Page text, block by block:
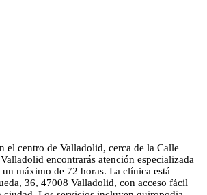
el centro de Valladolid, cerca de la Calle
encontrarás atención especializada
máximo de 72 horas. La clínica está
36, 47008 Valladolid, con acceso fácil